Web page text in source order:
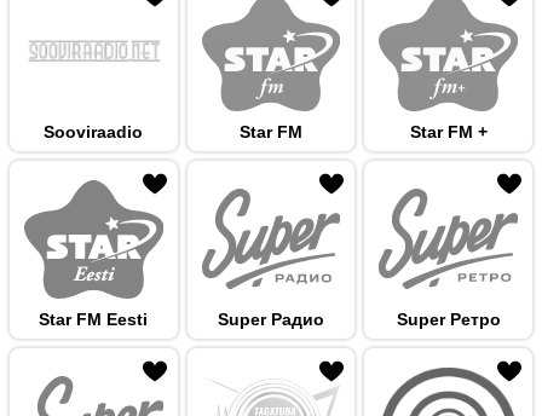
Sooviraadio Star FM Star FM +
Star FM Eesti Super Радио Super Ретро